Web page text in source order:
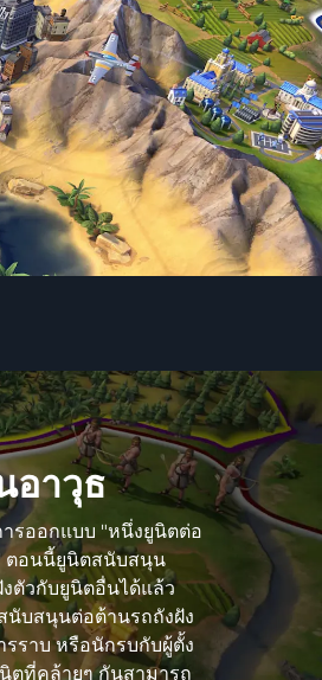
อาวุธ
รออกแบบ "หนึ่งยูนิตต่อ
ตอนนี้ยูนิตสนับสนุน
ตัวกับยูนิตอื่นได้แล้ว
นับสนุนต่อต้านรถถังฝัง
ราบ หรือนักรบกับผู้ตั้ง
ตที่คล้ายๆ กันสามารถ